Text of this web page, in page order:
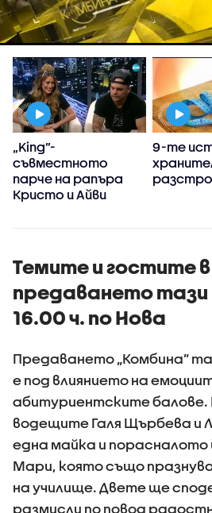
„King”-
съвместното
парче на рапъра
Кристо и Айви
9-те
Темите и гостите в
предаването тази
16.00 ч. по Нова
Предаването „Комбина”
е под влиянието на
абитуриентските балове.
водещите Галя Щърбева и
една майкa и порасналото
Мари, която също
на училище. Двете ще
размисли по повод